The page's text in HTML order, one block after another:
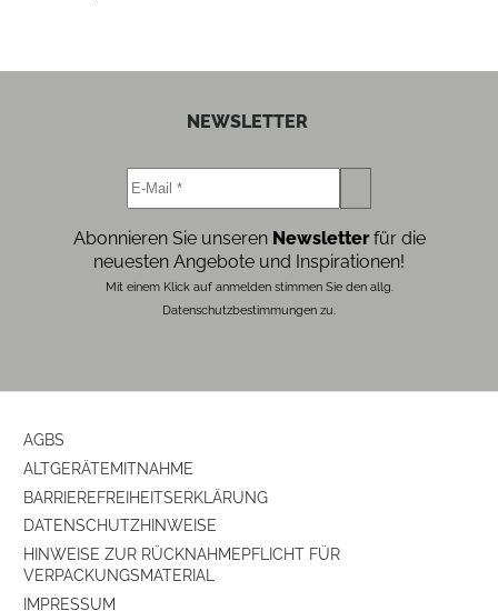
NEWSLETTER
Abonnieren Sie unseren Newsletterfür die
neuesten Angebote und Inspirationen!
Mit einem Klick auf anmelden stimmen Sie den allg.
Datenschutzbestimmungen zu.
AGBS
ALTGERÄTEMITNAHME
BARRIEREFREIHEITSERKLÄRUNG
DATENSCHUTZHINWEISE
HINWEISE ZUR RÜCKNAHMEPFLICHT FÜR
VERPACKUNGSMATERIAL
IMPRESSUM